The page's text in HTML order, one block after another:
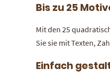
Bis zu 25
Mit den 25
Sie sie mit Texten,
Einfach